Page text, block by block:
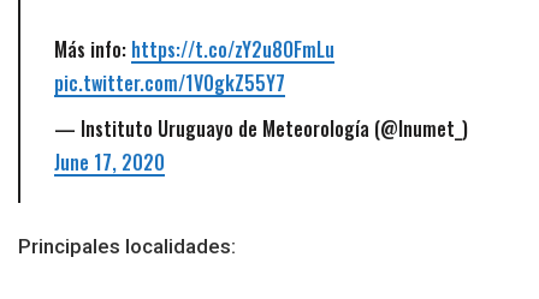
Más info: https://t.co/zY2u8OFmLu
pic.twitter.com/1V0gkZ55Y7
— Instituto Uruguayo de Meteorología (@Inumet_)
June 17, 2020
Principales localidades: